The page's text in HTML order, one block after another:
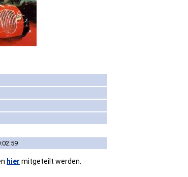
hier mitgeteilt werden.